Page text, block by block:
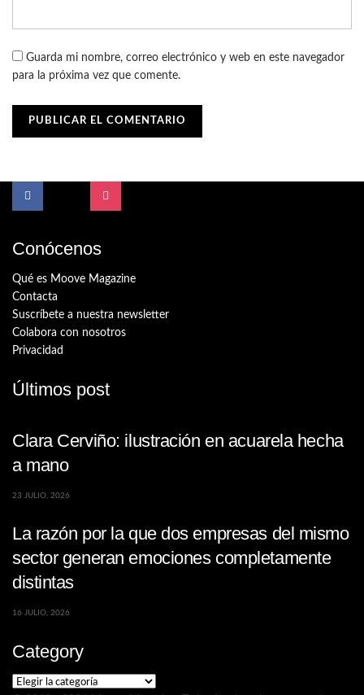
Guarda mi nombre, correo electrónico y web en este navegador
para la próxima vez que comente.
Conócenos
Qué es Moove Magazine
Contacta
Suscríbete a nuestra newsletter
Colabora con nosotros
Privacidad
Últimos post
Clara Cerviño: ilustración en acuarela hecha
a mano
23 JULIO, 2026
La razón por la que dos empresas del mismo
sector generan emociones completamente
distintas
16 JULIO, 2026
Category
Category